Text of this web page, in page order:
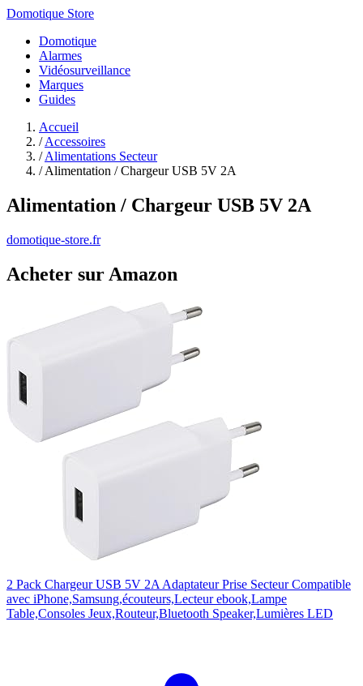
Domotique Store
Domotique
Alarmes
Vidéosurveillance
Marques
Guides
Accueil
/ Accessoires
/ Alimentations Secteur
/ Alimentation / Chargeur USB 5V 2A
Alimentation / Chargeur USB 5V 2A
domotique-store.fr
Acheter sur Amazon
2 Pack Chargeur USB 5V 2A Adaptateur Prise Secteur Compatible
avec iPhone,Samsung,écouteurs,Lecteur ebook,Lampe
Table,Consoles Jeux,Routeur,Bluetooth Speaker,Lumières LED